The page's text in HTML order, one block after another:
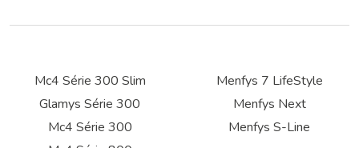
Mc4 Série 300 Slim
Glamys Série 300
Mc4 Série 300
Menfys 7 LifeStyle
Menfys Next
Menfys S-Line